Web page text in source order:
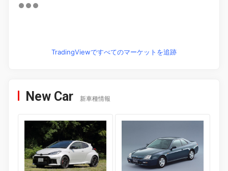
TradingViewですべてのマーケットを追跡
New Car 新車種情報